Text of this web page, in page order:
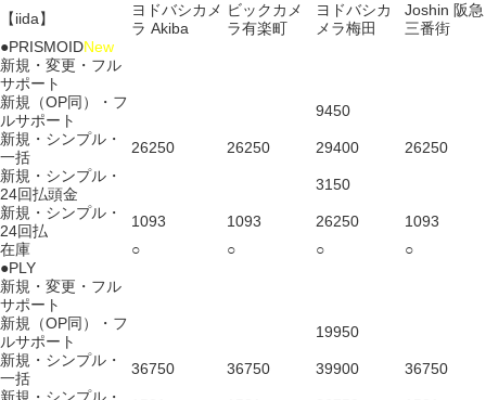
【iida】
ヨドバシカメ
ラ Akiba
ビックカメ
ラ有楽町
ヨドバシカ
メラ梅田
Joshin 阪急
三番街
●PRISMOIDNew
新規・変更・フル
サポート
新規（OP同）・フ
ルサポート
9450
新規・シンプル・
一括
26250 26250 29400
26250
新規・シンプル・
24回払頭金
3150
新規・シンプル・
24回払
1093 1093 26250
1093
在庫
○ ○ ○
○
●PLY
新規・変更・フル
サポート
新規（OP同）・フ
ルサポート
19950
新規・シンプル・
一括
36750 36750 39900
36750